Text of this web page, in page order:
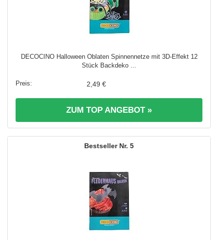
DECOCINO Halloween Oblaten Spinnennetze mit 3D-Effekt 12
Stück Backdeko ...
2,49 €
ZUM TOP ANGEBOT »
5